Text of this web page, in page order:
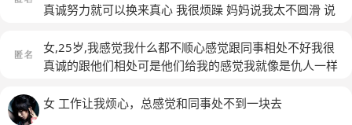
真诚努力就可以换来真心 我很烦躁 妈妈说我太不圆滑 说
女,25岁,我感觉我什么都不顺心感觉跟同事相处不好我很
真诚的跟他们相处可是他们给我的感觉我就像是仇人一样
活批评人的时候想到我好的方面从来没有我我也在认真的
女 工作让我烦心，总感觉和同事处不到一块去